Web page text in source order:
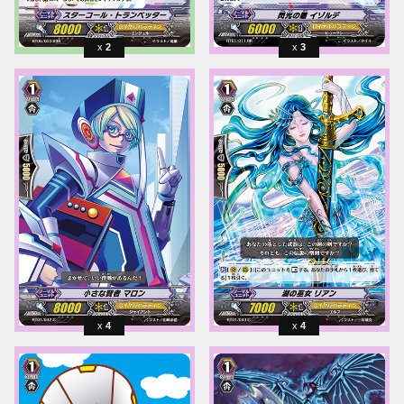
2 3
4 4